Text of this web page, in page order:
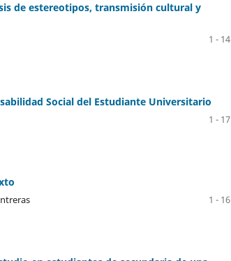
de estereotipos, transmisión cultural y
1 - 14
Social del Estudiante Universitario
1 - 17
1 - 16